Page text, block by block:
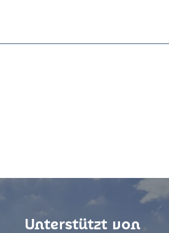
Unterstützt von